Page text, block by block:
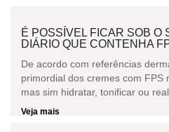
É POSSÍVEL FICAR SOB O
DIÁRIO QUE CONTENHA
De acordo com referências
primordial dos cremes com FPS
mas sim hidratar, tonificar ou
Veja mais